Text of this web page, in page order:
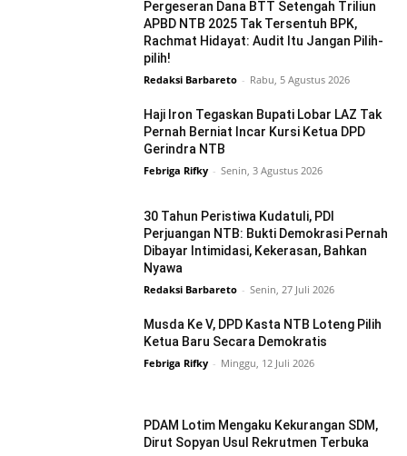
Pergeseran Dana BTT Setengah Triliun
APBD NTB 2025 Tak Tersentuh BPK,
Rachmat Hidayat: Audit Itu Jangan Pilih-
pilih!
Redaksi Barbareto - Rabu, 5 Agustus 2026
Haji Iron Tegaskan Bupati Lobar LAZ Tak
Pernah Berniat Incar Kursi Ketua DPD
Gerindra NTB
Febriga Rifky - Senin, 3 Agustus 2026
30 Tahun Peristiwa Kudatuli, PDI
Perjuangan NTB: Bukti Demokrasi Pernah
Dibayar Intimidasi, Kekerasan, Bahkan
Nyawa
Redaksi Barbareto - Senin, 27 Juli 2026
Musda Ke V, DPD Kasta NTB Loteng Pilih
Ketua Baru Secara Demokratis
Febriga Rifky - Minggu, 12 Juli 2026
PDAM Lotim Mengaku Kekurangan SDM,
Dirut Sopyan Usul Rekrutmen Terbuka